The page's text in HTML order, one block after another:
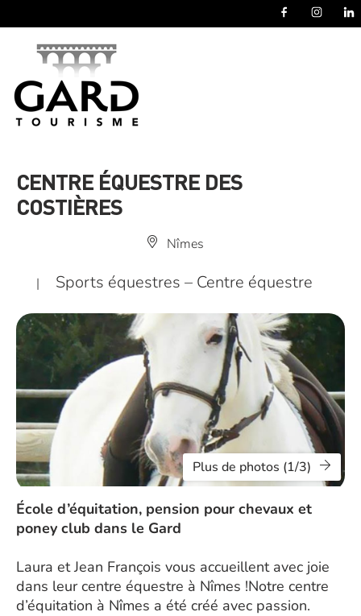
CENTRE ÉQUESTRE DES
COSTIÈRES
Nîmes
| Sports équestres – Centre équestre
Plus de photos (1/3)
École d’équitation, pension pour chevaux et
poney club dans le Gard
Laura et Jean François vous accueillent avec joie
dans leur centre équestre à Nîmes !Notre centre
d’équitation à Nîmes a été créé avec passion.